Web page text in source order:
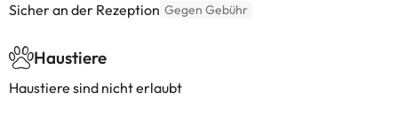
Sicher an der Rezeption Gegen Gebühr
Haustiere
Haustiere sind nicht erlaubt